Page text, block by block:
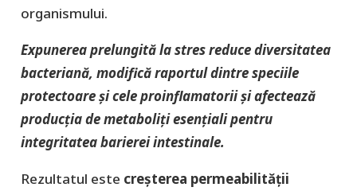
organismului.
Expunerea prelungită la stres reduce diversitatea
bacteriană, modifică raportul dintre speciile
protectoare și cele proinflamatorii și afectează
producția de metaboliți esențiali pentru
integritatea barierei intestinale.
Rezultatul este creșterea permeabilității